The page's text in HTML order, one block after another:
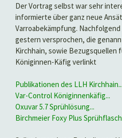
Der Vortrag selbst war sehr
informierte über ganz neue
Varroabekämpfung.
gestern versprochen, die
Kirchhain, sowie Bezugsquellen
Königinnen-Käfig verlinkt
Publikationen des LLH Kirchhain...
Var-Control Königinnenkäfig...
Oxuvar 5.7 Sprühlösung...
Birchmeier Foxy Plus